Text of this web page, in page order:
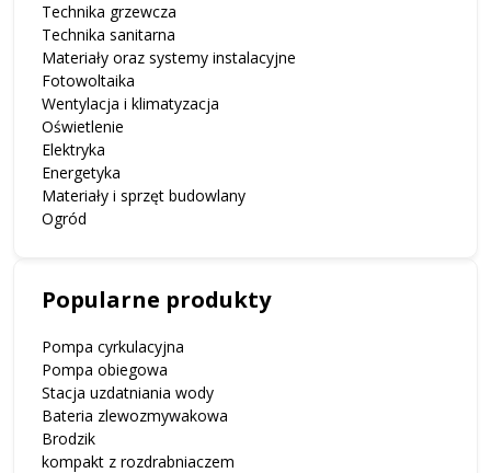
Technika grzewcza
Technika sanitarna
Materiały oraz systemy instalacyjne
Fotowoltaika
Wentylacja i klimatyzacja
Oświetlenie
Elektryka
Energetyka
Materiały i sprzęt budowlany
Ogród
Popularne produkty
Pompa cyrkulacyjna
Pompa obiegowa
Stacja uzdatniania wody
Bateria zlewozmywakowa
Brodzik
kompakt z rozdrabniaczem